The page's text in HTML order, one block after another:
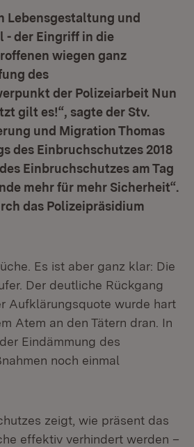
Lebensgestaltung und
- der Eingriff in die
wiegen ganz
des
der Polizeiarbeit Nun
gilt es!“, sagte der Stv.
und Migration Thomas
des Einbruchschutzes 2018
Einbruchschutzes am Tag
mehr für mehr Sicherheit“.
das Polizeipräsidium
Es ist aber ganz klar: Die
Der deutliche Rückgang
Aufklärungsquote wurde hart
Atem an den Tätern dran. In
Eindämmung des
noch einmal
zeigt, wie präsent das
effektiv verhindert werden –